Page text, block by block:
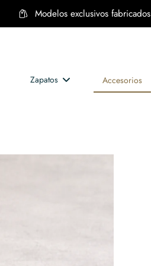
Envíos a todo Chile
Zapatos
Accesorios
Accesorios